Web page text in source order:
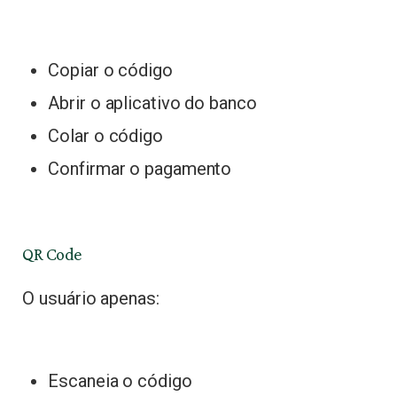
Copiar o código
Abrir o aplicativo do banco
Colar o código
Confirmar o pagamento
QR Code
O usuário apenas:
Escaneia o código